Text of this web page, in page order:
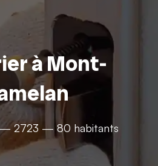
à Mont-
2723 — 80 habitants